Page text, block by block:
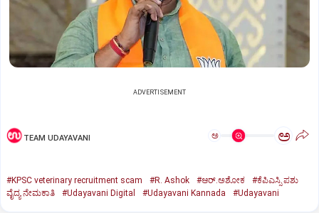
ADVERTISEMENT
TEAM UDAYAVANI ಅ ಅ
#KPSC veterinary recruitment scam #R. Ashok #ಆರ್‌.ಅಶೋಕ
#ಕೆಪಿಎಸ್ಸಿ ಪಶು
ವೈದ್ಯ ನೇಮಕಾತಿ
#Udayavani Digital #Udayavani Kannada #Udayavani